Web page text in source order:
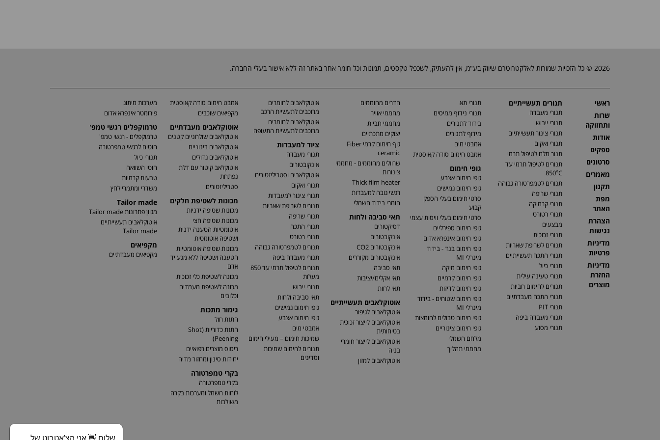
2026 © כל הזכויות שמורות לאלקטרוטרם שיווק בע"מ, אין להעתיק, לשכפל טקסטים, תמונות וכל חומר אחר באתר זה ללא אישור בעלי החברה.
ראשי
שרות
ותחזוקה
אודות
ספקים
סרטונים
מאמרים
תקנון
מפת
האתר
הצהרת
נגישות
מדיניות
פרטיות
מדיניות
החזרת
מוצרים
תנורים תעשייתיים
תנורי מעבדה
תנורי ייבוש
תנורי צינור תעשייתיים
תנורי ואקום
תנור מלח לטיפול תרמי
תנורים לטיפול תרמי עד
850°C
תנורים לטמפרטורה גבוהה
תנורי שריפה
תנורי קרמיקה
תנורי רטורט
מבצעים
תנורי זכוכית
תנורים לשריפת שאריות
תנורי התכה תעשייתיים
תנורי כיול
תנורי טעינה עילית
תנורים לחימום חביות
תנורי התכה מעבדתיים
תנורי PIT
תנורי מעבדה ביפה
תנורי מסוע
תנורי תא
תנורי נידוף ממיסים
בידוד לתנורים
מידוף לתנורים
אמבטי מים
אמבט חימום סודה קאוסטית
גופי חימום
גופי חימום אצבע
גופי חימום גמישים
סרטי חימום בעלי הספק
קבוע
סרטי חימום בעלי וויסות עצמי
גופי חימום ספירליים
גופי חימום אינפרא אדום
גופי חימום בנד - בידוד
מינרלי MI
גופי חימום מיקה
גופי חימום קרמיים
גופי חימום לדיזות
גופי חימום שטוחים - בידוד
מינרלי MI
גופי חימום טבולים לחומצות
גופי חימום צינוריים
מלחם חשמלי
מחממי תהליך
חדרים מחוממים
מחממי אוויר
מחממי חביות
יצוקים מתכתיים
גוף חימום קרמי Fiber
ceramic
שרוולים מחוממים - מחממי
צינורות
Thick film heater
רגשי גובה למעבדות
חומרי בידוד חשמלי
תאי סביבה ולחות
דסיקטורים
אינקובטורים
אינקובטורים CO2
אינקובטורים מקוררים
תאי סביבה
תאי אקלים/יציבות
תאי לחות
אוטוקלאבים תעשייתיים
אוטוקלאבים לגיפור
אוטוקלאבים לייצור זכוכית
בטיחותית
אוטוקלאבים לייצור חומרי
בניה
אוטוקלאבים למזון
אוטוקלאבים לחומרים
מרוכבים לתעשיית הרכב
אוטוקלאבים לחומרים
מרוכבים לתעשיית התעופה
ציוד למעבדות
תנורי מעבדה
אינקובטורים
אוטוקלאבים וסטריליזטורים
תנורי ואקום
תנורי צינור למעבדות
תנורים לשריפת שאריות
תנורי שריפה
תנורי התכה
תנורי רטורט
תנורים לטמפרטורה גבוהה
תנורי מעבדה ביפה
תנורים לטיפול תרמי עד 850
מעלות
תנורי ייבוש
תאי סביבה ולחות
גופי חימום גמישים
גופי חימום אצבע
אמבטי מים
שמיכות חימום – מעילי חימום
תנורים לחימום שמיכות
וסדינים
אמבט חימום סודה קאוסטית
מקפיאים שוכבים
אוטוקלאבים מעבדתיים
אוטוקלאבים שולחניים קטנים
אוטוקלאבים בינוניים
אוטוקלאבים גדולים
אוטוקלאב קיטור עם דלת
נפתחת
סטריליזטורים
מכונות לשטיפת חלקים
מכונות שטיפה ידניות
מכונות שטיפה חצי
אוטומטיות הטענה ידנית
ושטיפה אוטומטית
מכונות שטיפה אוטומטיות
הטענה ושטיפה ללא מגע יד
אדם
מכונה לשטיפת כלי זכוכית
מכונה לשטיפת מעמדים
וכלובים
גימור מתכות
התזת חול
התזת כדוריות (Shot
Peening)
ריסוס מוצרים רפואיים
יחידות סינון ומחזור מדיה
בקרי טמפרטורה
בקרי טמפרטורה
לוחות חשמל ומערכות בקרה
משולבות
מערכות מיתוג
פירומטר אינפרא אדום
טרמוקפלים רגשי טמפ'
טרמוקפלים - רגשי טמפ'
חוטים לרגשי טמפרטורה
תנורי כיול
חוטי השוואה
טבעות קרמיות
משדרי ומתמרי לחץ
Tailor made
מגוון פתרונות Tailor made
אוטוקלאבים תעשייתיים
Tailor made
מקפיאים
מקפיאים מעבדתיים
שלום 👋 אני הצ'אטבוט של